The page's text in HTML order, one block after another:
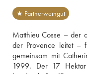
★ Partnerweingut
Matthieu Cosse – der
der Provence leitet –
gemeinsam mit
1999. Der 17